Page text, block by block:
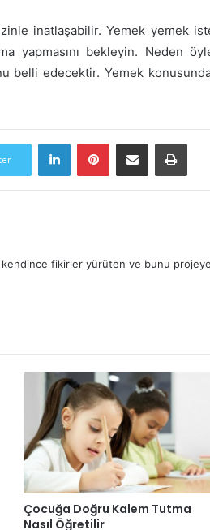
inatlaşabilir. Yemek yemek
yapmasını bekleyin. Neden
belli edecektir. Yemek
LinkedInPinterestE-Posta ile paylaş Yazdır
kendince fikirler yürüten ve bunu
Çocuğa Doğru Kalem Tutma
Nasıl Öğretilir